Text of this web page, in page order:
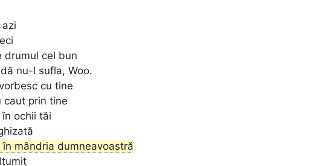
drumul cel bun
nu-l sufla, Woo.
cu tine
caut prin tine
ochii tăi
mândria dumneavoastră